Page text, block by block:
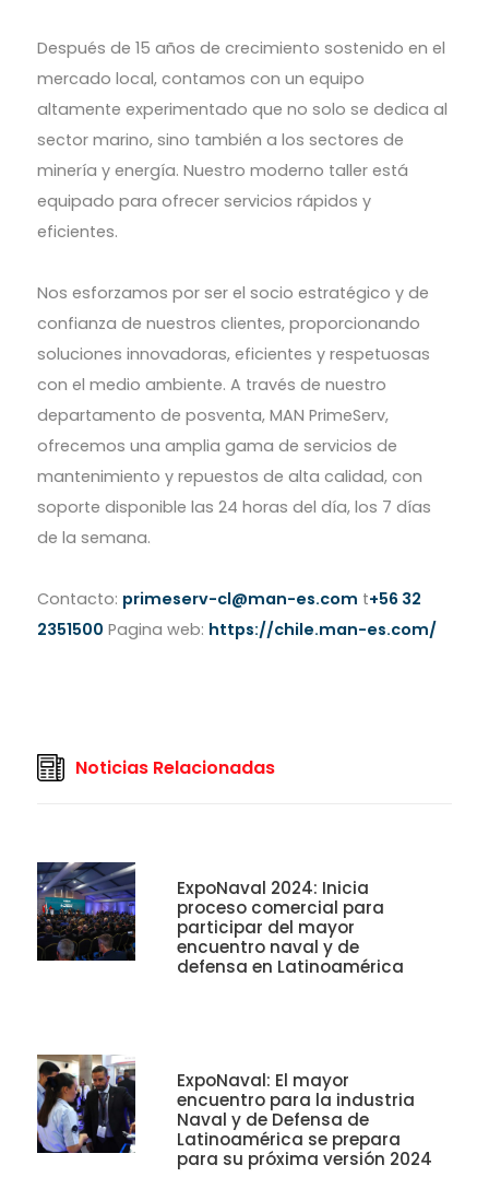
Después de 15 años de crecimiento sostenido en el
mercado local, contamos con un equipo
altamente experimentado que no solo se dedica al
sector marino, sino también a los sectores de
minería y energía. Nuestro moderno taller está
equipado para ofrecer servicios rápidos y
eficientes.
Nos esforzamos por ser el socio estratégico y de
confianza de nuestros clientes, proporcionando
soluciones innovadoras, eficientes y respetuosas
con el medio ambiente. A través de nuestro
departamento de posventa, MAN PrimeServ,
ofrecemos una amplia gama de servicios de
mantenimiento y repuestos de alta calidad, con
soporte disponible las 24 horas del día, los 7 días
de la semana.
Contacto: primeserv-cl@man-es.com t+56 32
2351500 Pagina web: https://chile.man-es.com/
Noticias Relacionadas
ExpoNaval 2024: Inicia
proceso comercial para
participar del mayor
encuentro naval y de
defensa en Latinoamérica
ExpoNaval: El mayor
encuentro para la industria
Naval y de Defensa de
Latinoamérica se prepara
para su próxima versión 2024